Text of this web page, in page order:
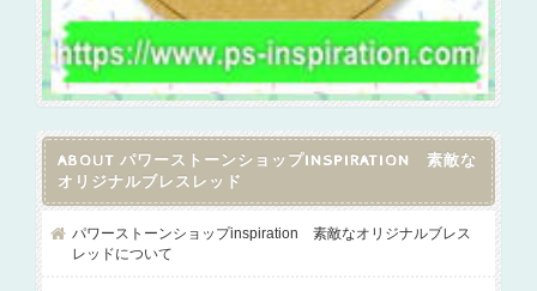
ABOUT パワーストーンショップINSPIRATION 素敵な
オリジナルブレスレッド
パワーストーンショップinspiration 素敵なオリジナルブレス
レッドについて